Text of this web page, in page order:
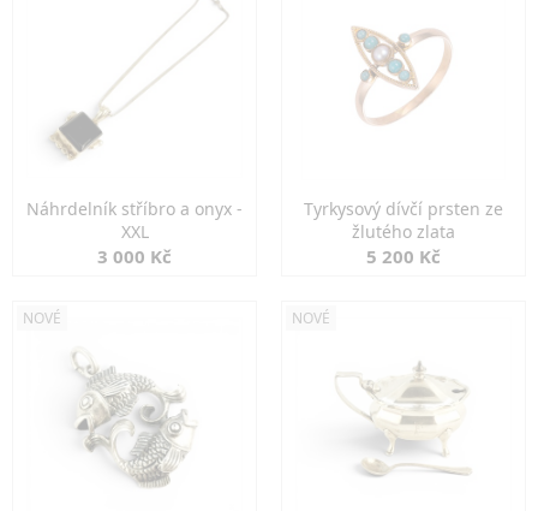
Náhrdelník stříbro a onyx -
XXL
3 000 Kč
Tyrkysový dívčí prsten ze
žlutého zlata
5 200 Kč
NOVÉ NOVÉ